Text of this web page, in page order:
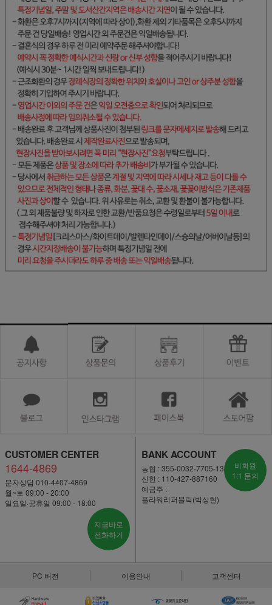
CUSTOMER CENTER
1644-4869
문자상담 010-4407-4869
월~토 09:00 - 20:00
일요일·공휴일 09:00 - 18:00
지금바로
전화하기
BANK ACCOUNT
농협 : 355-0032-7705-13
신한 : 110-427-887160
예금주 :
플라워리퍼블릭(박상현)
비회원
1:1 문의
PC 버전 이용안내 고객센터